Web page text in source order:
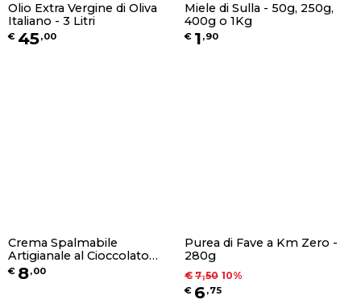
Olio Extra Vergine di Oliva
Italiano - 3 Litri
€ 45,00
Miele di Sulla - 50g, 250g,
400g o 1Kg
€ 1 ,90
Crema Spalmabile
Artigianale al Cioccolato
Bianco e Wafer - 250g
€ 8,00
Purea di Fave a Km Zero -
280g
€ 7,50 10%
€ 6 ,75